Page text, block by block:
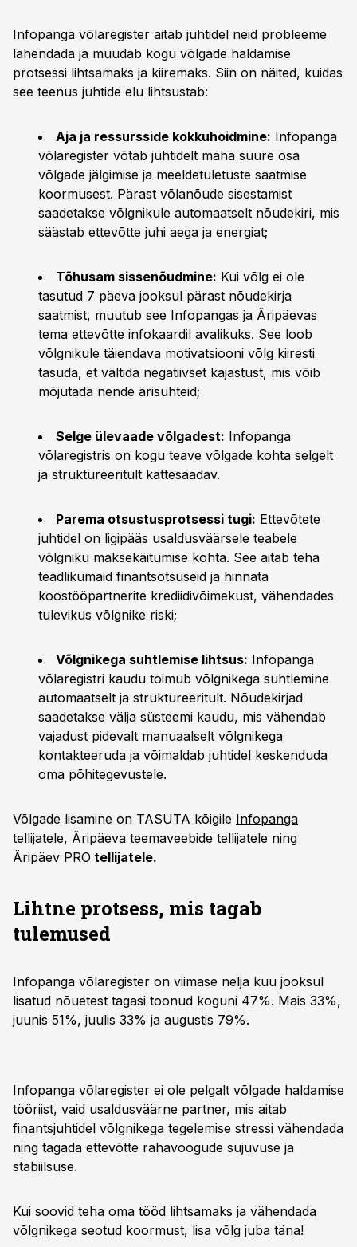
Infopanga võlaregister aitab juhtidel neid probleeme
lahendada ja muudab kogu võlgade haldamise
protsessi lihtsamaks ja kiiremaks. Siin on näited, kuidas
see teenus juhtide elu lihtsustab:
Aja ja ressursside kokkuhoidmine: Infopanga
võlaregister võtab juhtidelt maha suure osa
võlgade jälgimise ja meeldetuletuste saatmise
koormusest. Pärast võlanõude sisestamist
saadetakse võlgnikule automaatselt nõudekiri, mis
säästab ettevõtte juhi aega ja energiat;
Tõhusam sissenõudmine: Kui võlg ei ole
tasutud 7 päeva jooksul pärast nõudekirja
saatmist, muutub see Infopangas ja Äripäevas
tema ettevõtte infokaardil avalikuks. See loob
võlgnikule täiendava motivatsiooni võlg kiiresti
tasuda, et vältida negatiivset kajastust, mis võib
mõjutada nende ärisuhteid;
Selge ülevaade võlgadest: Infopanga
võlaregistris on kogu teave võlgade kohta selgelt
ja struktureeritult kättesaadav.
Parema otsustusprotsessi tugi: Ettevõtete
juhtidel on ligipääs usaldusväärsele teabele
võlgniku maksekäitumise kohta. See aitab teha
teadlikumaid finantsotsuseid ja hinnata
koostööpartnerite krediidivõimekust, vähendades
tulevikus võlgnike riski;
Võlgnikega suhtlemise lihtsus: Infopanga
võlaregistri kaudu toimub võlgnikega suhtlemine
automaatselt ja struktureeritult. Nõudekirjad
saadetakse välja süsteemi kaudu, mis vähendab
vajadust pidevalt manuaalselt võlgnikega
kontakteeruda ja võimaldab juhtidel keskenduda
oma põhitegevustele.
Võlgade lisamine on TASUTA kõigile Infopanga
tellijatele, Äripäeva teemaveebide tellijatele ning
Äripäev PRO tellijatele.
Lihtne protsess, mis tagab
tulemused
Infopanga võlaregister on viimase nelja kuu jooksul
lisatud nõuetest tagasi toonud koguni 47%. Mais 33%,
juunis 51%, juulis 33% ja augustis 79%.
Infopanga võlaregister ei ole pelgalt võlgade haldamise
tööriist, vaid usaldusväärne partner, mis aitab
finantsjuhtidel võlgnikega tegelemise stressi vähendada
ning tagada ettevõtte rahavoogude sujuvuse ja
stabiilsuse.
Kui soovid teha oma tööd lihtsamaks ja vähendada
võlgnikega seotud koormust, lisa võlg juba täna!